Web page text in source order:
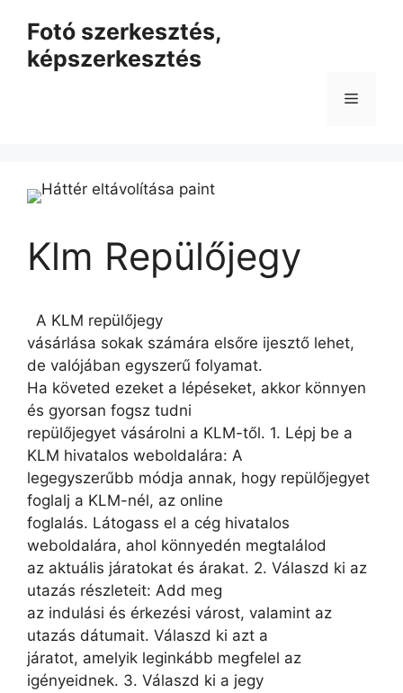
tartalomba
Fotó szerkesztés,
képszerkesztés
Menü
Klm Repülőjegy
A KLM repülőjegy
vásárlása sokak számára elsőre ijesztő lehet,
de valójában egyszerű folyamat.
Ha követed ezeket a lépéseket, akkor könnyen
és gyorsan fogsz tudni
repülőjegyet vásárolni a KLM-től. 1. Lépj be a
KLM hivatalos weboldalára: A
legegyszerűbb módja annak, hogy repülőjegyet
foglalj a KLM-nél, az online
foglalás. Látogass el a cég hivatalos
weboldalára, ahol könnyedén megtalálod
az aktuális járatokat és árakat. 2. Válaszd ki az
utazás részleteit: Add meg
az indulási és érkezési várost, valamint az
utazás dátumait. Válaszd ki azt a
járatot, amelyik leginkább megfelel az
igényeidnek. 3. Válaszd ki a jegy